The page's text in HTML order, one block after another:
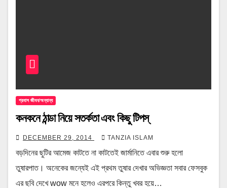
প্রবাস জীবন/অন্যান্য
কনকনে ঠান্ডা নিয়ে সতর্কতা এবং কিছু টিপস্
DECEMBER 29, 2014 TANZIA ISLAM
বড়দিনের ছুটির আমেজ কাটতে না কাটতেই জার্মানিতে এবার শুরু হলো
তুষারপাত। অনেকের জন্যেই এই প্রথম তুষার দেখার অভিজ্ঞতা সবার ফেসবুক
এর ছবি দেখে wow মনে হলেও এরপরে কিন্তু খবর হয়ে…